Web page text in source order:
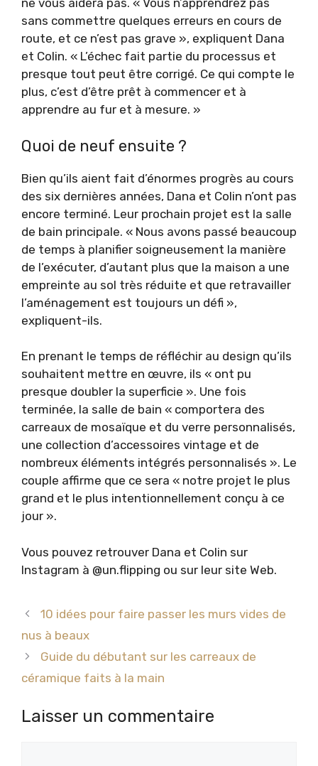
ne vous aidera pas. « Vous n’apprendrez pas
sans commettre quelques erreurs en cours de
route, et ce n’est pas grave », expliquent Dana
et Colin. « L’échec fait partie du processus et
presque tout peut être corrigé. Ce qui compte le
plus, c’est d’être prêt à commencer et à
apprendre au fur et à mesure. »
Quoi de neuf ensuite ?
Bien qu’ils aient fait d’énormes progrès au cours
des six dernières années, Dana et Colin n’ont pas
encore terminé. Leur prochain projet est la salle
de bain principale. « Nous avons passé beaucoup
de temps à planifier soigneusement la manière
de l’exécuter, d’autant plus que la maison a une
empreinte au sol très réduite et que retravailler
l’aménagement est toujours un défi »,
expliquent-ils.
En prenant le temps de réfléchir au design qu’ils
souhaitent mettre en œuvre, ils « ont pu
presque doubler la superficie ». Une fois
terminée, la salle de bain « comportera des
carreaux de mosaïque et du verre personnalisés,
une collection d’accessoires vintage et de
nombreux éléments intégrés personnalisés ». Le
couple affirme que ce sera « notre projet le plus
grand et le plus intentionnellement conçu à ce
jour ».
Vous pouvez retrouver Dana et Colin sur
Instagram à @un.flipping ou sur leur site Web.
10 idées pour faire passer les murs vides de
nus à beaux
Guide du débutant sur les carreaux de
céramique faits à la main
Laisser un commentaire